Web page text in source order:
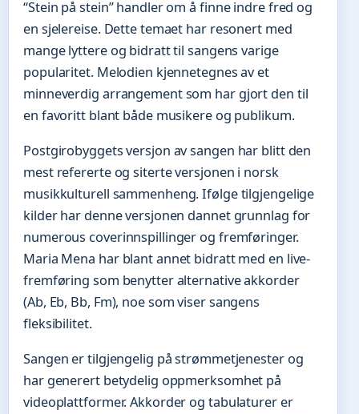
“Stein på stein” handler om å finne indre fred og
en sjelereise. Dette temaet har resonert med
mange lyttere og bidratt til sangens varige
popularitet. Melodien kjennetegnes av et
minneverdig arrangement som har gjort den til
en favoritt blant både musikere og publikum.
Postgirobyggets versjon av sangen har blitt den
mest refererte og siterte versjonen i norsk
musikkulturell sammenheng. Ifølge tilgjengelige
kilder har denne versjonen dannet grunnlag for
numerous coverinnspillinger og fremføringer.
Maria Mena har blant annet bidratt med en live-
fremføring som benytter alternative akkorder
(Ab, Eb, Bb, Fm), noe som viser sangens
fleksibilitet.
Sangen er tilgjengelig på strømmetjenester og
har generert betydelig oppmerksomhet på
videoplattformer. Akkorder og tabulaturer er